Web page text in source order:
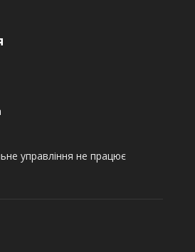
управління не працює